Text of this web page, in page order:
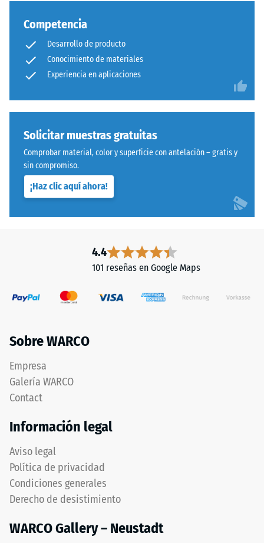
Competencia
Desarrollo de producto
Conocimiento de materiales
Experiencia en aplicaciones
Solicitar muestras gratuitas
Comprobar material, color y superficie con antelación – gratis y
sin compromiso.
¡Haz clic aquí ahora!
4.4
101 reseñas en Google Maps
Sobre WARCO
Empresa
Galería WARCO
Contact
Información legal
Aviso legal
Política de privacidad
Condiciones generales
Derecho de desistimiento
WARCO Gallery – Neustadt